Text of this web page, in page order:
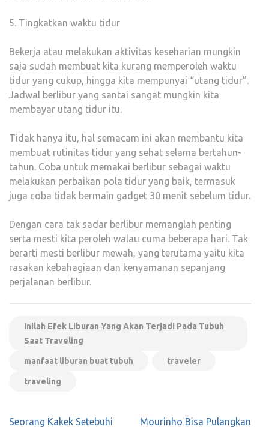
5. Tingkatkan waktu tidur
Bekerja atau melakukan aktivitas keseharian mungkin
saja sudah membuat kita kurang memperoleh waktu
tidur yang cukup, hingga kita mempunyai “utang tidur”.
Jadwal berlibur yang santai sangat mungkin kita
membayar utang tidur itu.
Tidak hanya itu, hal semacam ini akan membantu kita
membuat rutinitas tidur yang sehat selama bertahun-
tahun. Coba untuk memakai berlibur sebagai waktu
melakukan perbaikan pola tidur yang baik, termasuk
juga coba tidak bermain gadget 30 menit sebelum tidur.
Dengan cara tak sadar berlibur memanglah penting
serta mesti kita peroleh walau cuma beberapa hari. Tak
berarti mesti berlibur mewah, yang terutama yaitu kita
rasakan kebahagiaan dan kenyamanan sepanjang
perjalanan berlibur.
Inilah Efek Liburan Yang Akan Terjadi Pada Tubuh
Saat Traveling
manfaat liburan buat tubuh traveler
traveling
Navigasi
Seorang Kakek Setebuhi
Mourinho Bisa Pulangkan